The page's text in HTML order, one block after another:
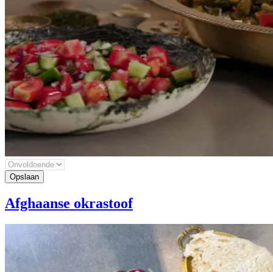
Afghaanse okrastoof